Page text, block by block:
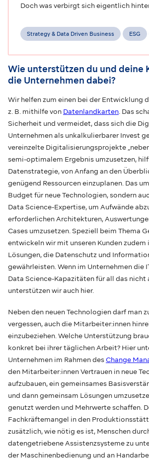
Doch was verbirgt sich eigentlich
Strategy & Data Driven Business ESG
Wie unterstützen du und deine
die Unternehmen dabei?
Wir helfen zum einen bei der Entwicklung
z. B. mithilfe von Datenlandkarten . Das
Sicherheit und vermeidet, dass sich die
Unternehmen als unkalkulierbarer Invest
vereinzelte Digitalisierungsprojekte
semi-optimalem Ergebnis umzusetzen,
Datenstrategie, von Anfang an den
genügend Ressourcen einzuplanen. Das
Budget für neue Technologien, sondern
Data Science-Expertise, um Aufwände
erforderlichen Architekturen,
Cases umzusetzen. Speziell beim Thema
entwickeln wir mit unseren Kunden
Lösungen, die Datenschutz und
gewährleisten. Wenn im Unternehmen die
Data Science-Kapazitäten für all das nicht
unterstützen wir auch hier.
Neben den neuen Technologien darf man
vergessen, auch die Mitarbeiter:innen
einzubeziehen. Welche Unterstützung
konkret bei ihrer täglichen Arbeit? Hier
Unternehmen im Rahmen des Change
den Mitarbeiter:innen Vertrauen in neue
aufzubauen, ein gemeinsames
und dann gemeinsam Lösungen
genutzt werden und Mehrwerte schaffen.
Fachkräftemangel in den
zusätzlich, wie nötig es ist, Menschen
datengetriebene Assistenzsysteme zu
der Maschinenbedienung und an